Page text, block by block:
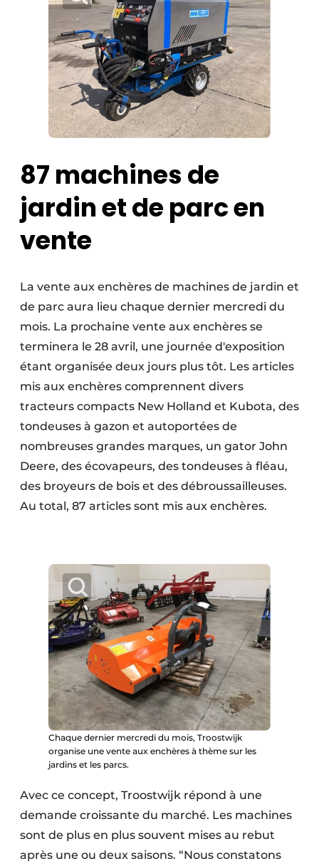
87 machines de
jardin et de parc en
vente
La vente aux enchères de machines de jardin et
de parc aura lieu chaque dernier mercredi du
mois. La prochaine vente aux enchères se
terminera le 28 avril, une journée d'exposition
étant organisée deux jours plus tôt. Les articles
mis aux enchères comprennent divers
tracteurs compacts New Holland et Kubota, des
tondeuses à gazon et autoportées de
nombreuses grandes marques, un gator John
Deere, des écovapeurs, des tondeuses à fléau,
des broyeurs de bois et des débroussailleuses.
Au total, 87 articles sont mis aux enchères.
Chaque dernier mercredi du mois, Troostwijk
organise une vente aux enchères à thème sur les
jardins et les parcs.
Avec ce concept, Troostwijk répond à une
demande croissante du marché. Les machines
sont de plus en plus souvent mises au rebut
après une ou deux saisons. “Nous constatons